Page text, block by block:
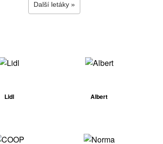
Další letáky »
Lidl Albert